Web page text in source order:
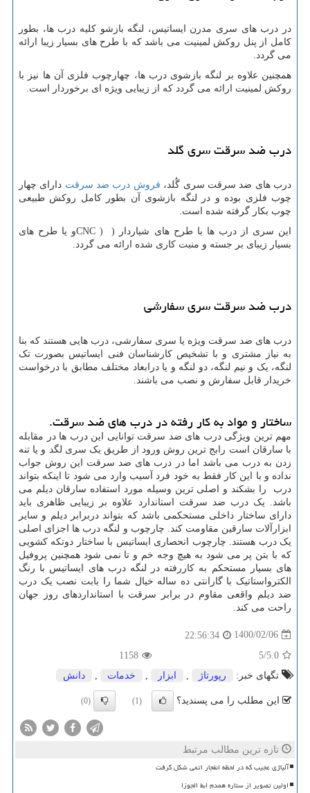
در درب های سری مدرن ایساتیس، لنگه بازشو کلیه درب ها، بطور
کامل از پنل روکش لمینیت می باشد که با طرح های بسیار زیبا ارائه
می گردد.
همچنین علاوه بر لنگه بازشوی درب ها، چهارچوب فلزی آن ها نیز با
روکش لمینیت ارائه می گردد که از زیبایی ویژه ای برخوردار است.
درب ضد سرقت سری گلد
درب های ضد سرقت سری گُلد، فروش درب ضد سرقت دارای چهار
چوب فلزی بوده و در لنگه بازشوی آن بطور کامل روکش طبیعی
چوب بکار گرفته شده است.
این سری از درب ها با طرح های شیاردار (
CNC )و یا طرح های
بسیار زیبای بر جسته و منبت کاری شده ارائه می گردد.
درب ضد سرقت سری سفارشی
درب های ضد سرقت ویژه یا سری سفارشی، درب هایی هستند که بنا
به نیاز مشتری و با تشخیص کارشناسان فنی ایساتیس بصورت تک
لنگه، یک و نیم لنگه، دو لنگه و یا درابعاد مختلف مطابق با درخواست
خریدار قابل سفارش و نصب می باشند.
ساختار و مواد به کار رفته در درب های ضد سرقت.
مهم ترین ویژگی درب های ضد سرقت توانایی این درب ها در مقابله
با سارقان است رابج ترین روش ورود از طریق یک سری لگد و یا تنه
زدن به درب می باشد اما در درب های ضد سرقت این روش جواب
نداده و با این کار فقط به خود فرد آسیب وارد می شود تا اینکه بتواند
درب را بشکند و اصلی ترین وسیله مورد استفاده سارقان دیلم می
باشد. یک درب ضد سرقت استاندارد علاوه بر زیبایی ظاهری باید
دارای ساختار داخلی مستحکمی باشد که بتواند دربرابر دیلم و سایر
ابزارآلات سارقین مقاومت کند. چارچوب و لنگه درب ها اجزای اصلی
یک درب هستند. چارچوب انحصاری ایساتیس با ساختار دوتکه کشویی
که با بتن پر می شود به هیچ وجه خم و تا نمی شود همچنین پروفیل
های بسیار مستحکم به کاررفته در لنگه درب های ایساتیس با رنگ
الکترواستاتیک با گارانتی ده ساله خیال شما را بابت نصب یک درب
ضد دیلم واقعی مقاوم در برابر سرقت با استانداردهای روز جهان
راحت می کند.
1400/02/06
22:56:34
5.0
/5
1158
تگهای خبر:
رپورتاژ ابزار خدمات دانش
این مطلب را می پسندید؟ (1)
(0)
تازه ترین مطالب مرتبط
آلیاژی عجیب که در لحظه انفجار اتمی شکل گرفت
اولین تصویر از ستاره همدم ابط الجوزا